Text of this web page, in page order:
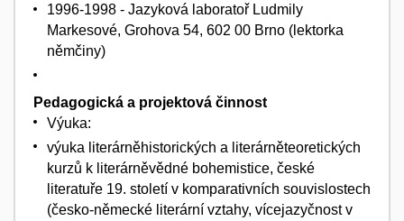
1996-1998 - Jazyková laboratoř Ludmily
Markesové, Grohova 54, 602 00 Brno (lektorka
němčiny)
Pedagogická a projektová činnost
Výuka:
výuka literárněhistorických a literárněteoretických
kurzů k literárněvědné bohemistice, české
literatuře 19. století v komparativních souvislostech
(česko-německé literární vztahy, vícejazyčnost v